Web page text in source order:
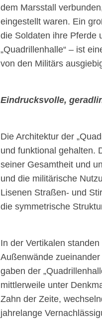
dem Marsstall
eingestellt waren. Ein
die Soldaten ihre Pferde
„Quadrillenhalle“ – ist
von den Militärs
Eindrucksvolle,
Die Architektur der
und funktional gehalten.
seiner Gesamtheit und
und die militärische
Lisenen Straßen- und
die symmetrische
In der Vertikalen
Außenwände
gaben der
mittlerweile unter
Zahn der Zeite,
jahrelange